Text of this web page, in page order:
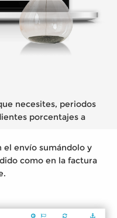
necesites, periodos
porcentajes a
el envío sumándolo y
como en la factura